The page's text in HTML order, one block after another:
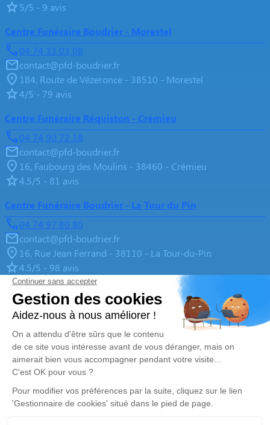
5/5 - 9 avis
Centre Funéraire Boudrier - Morestel
04 74 33 03 08
contact@pfd-boudrier.fr
184, Route de Vézeronce - 38510 - Morestel
4/5 - 79 avis
Centre Funéraire Réquiston - Crémieu
04 74 90 72 18
contact@pfd-boudrier.fr
16, Faubourg des Moulins - 38460 - Crémieu
4.5/5 - 81 avis
Centre Funéraire Boudrier - La Tour du Pin
04 74 97 80 80
contact@pfd-boudrier.fr
16, Rue Jean Ferrand - 38110 - La Tour-du-Pin
4.5/5 - 98 avis
Centre Funéraire Boudrier - La Verpillère
04 81 61 04 20
695, Rue de la République - 38290 - La Verpillière
4.8/5 - 98 avis
Centre Funéraire Boudrier - Bourgoin-Jallieu
04 74 28 22 44